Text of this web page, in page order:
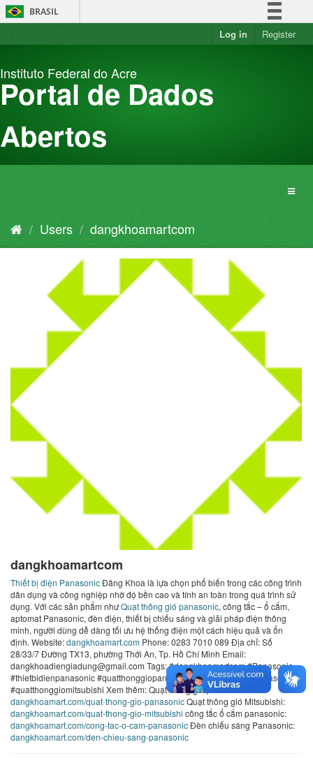
Skip
to
BRASIL
Simplifique!
Acesso à informação
Log in Register
Instituto Federal do Acre
Portal de Dados
Abertos
Users dangkhoamartcom
dangkhoamartcom
Thiết bị điện PanasonicĐăng Khoa là lựa chọn phổ biến trong các công trình
dân dụng và công nghiệp nhờ độ bền cao và tính an toàn trong quá trình sử
dụng. Với các sản phẩm nhưQuạt thông gió panasonic, công tắc – ổ cắm,
aptomat Panasonic, đèn điện, thiết bị chiếu sáng và giải pháp điện thông
minh, người dùng dễ dàng tối ưu hệ thống điện một cách hiệu quả và ổn
định. Website:dangkhoamart.com Phone: 0283 7010 089 Địa chỉ: Số
28/33/7 Đường TX13, phường Thới An, Tp. Hồ Chí Minh Email:
dangkhoadiengiadung@gmail.com Tags: #dangkhoamartcom #Panasonic
#thietbidienpanasonic #quatthonggiopanasonic #denchieusangpanasonic
#quatthonggiomitsubishi Xem thêm: Quạt thông gió panasonic:
dangkhoamart.com/quat-thong-gio-panasonicQuạt thông gió Mitsubishi:
dangkhoamart.com/quat-thong-gio-mitsubishi công tắc ổ cắm panasonic:
dangkhoamart.com/cong-tac-o-cam-panasonicĐèn chiếu sáng Panasonic:
dangkhoamart.com/den-chieu-sang-panasonic